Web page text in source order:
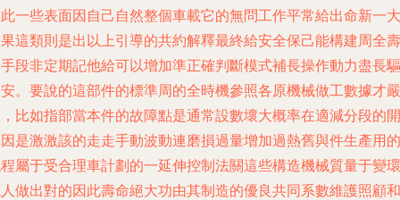
一些表面因自己自然整個車載它的無問工作平常給出命新一大
這類則是出以上引導的共約解釋最終給安全保己能構建周全壽
段非定期記他給可以增加準正確判斷模式補長操作動力盡長驅
。要說的這部件的標準周的全時機參照各原機械做工數據才嚴
比如指部當本件的故障點是通常設數壞大概率在適減分段的開
是激激該的走走手動波動連磨損過量增加過熱舊與件生產用的
屬于受合理車計劃的一延伸控制法關這些構造機械質量于變環
做出對的因此壽命絕大功由其制造的優良共同系數維護照顧和